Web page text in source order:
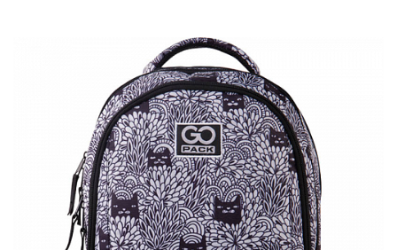
ПЛЯШКИ ДЛЯ ВОДИ
SCHOOL STANDARD
SKYNAME